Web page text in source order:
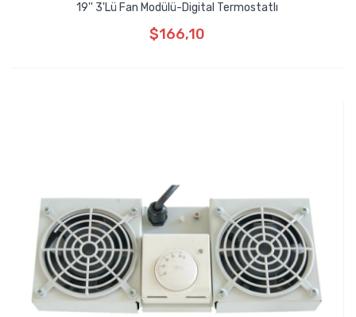
19'' 3'lü Fan Modülü-Digital Termostatlı
$166,10